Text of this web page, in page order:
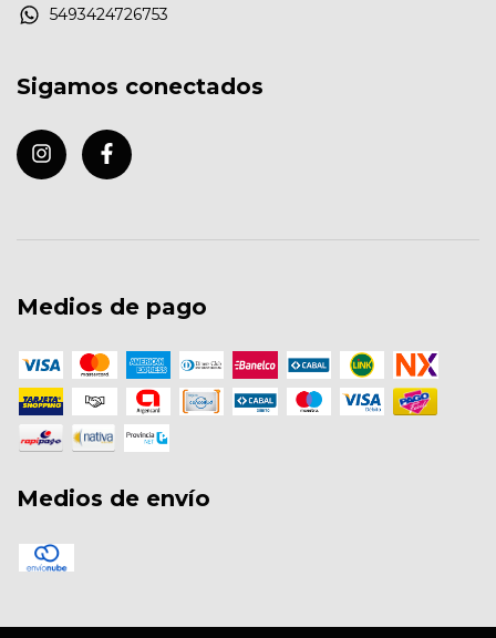
5493424726753
Sigamos conectados
Medios de pago
Medios de envío